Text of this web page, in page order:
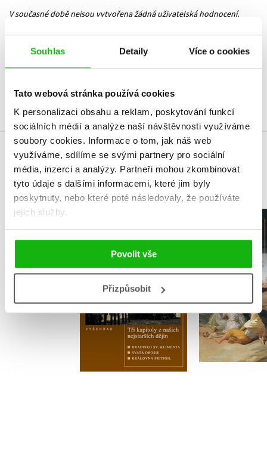
Souhlas Detaily Více o cookies
Tato webová stránka používá cookies
K personalizaci obsahu a reklam, poskytování funkcí
sociálních médií a analýze naší návštěvnosti využíváme
soubory cookies. Informace o tom, jak náš web
využíváme, sdílíme se svými partnery pro sociální
média, inzerci a analýzy. Partneři mohou zkombinovat
tyto údaje s dalšími informacemi, které jim byly
poskytnuty, nebo které poté následovaly, že používáte
jejich služby.
Povolit vše
Přizpůsobit
V současné době nejsou vytvořena žádná uživatelská hodnocení.
Vaše hodnocení
Uživatelskou recenzi mohou vkládat pouze registrovaní uživatelé
Přihlásit
MOHLO BY VÁS TAKÉ ZAJÍMAT
Přes propasti věků
Jan Svoboda
Do košíku
118 Kč
94 Kč
Kronika
Jaroslav
Do
359 Kč